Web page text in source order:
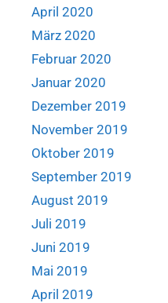
April 2020
März 2020
Februar 2020
Januar 2020
Dezember 2019
November 2019
Oktober 2019
September 2019
August 2019
Juli 2019
Juni 2019
Mai 2019
April 2019